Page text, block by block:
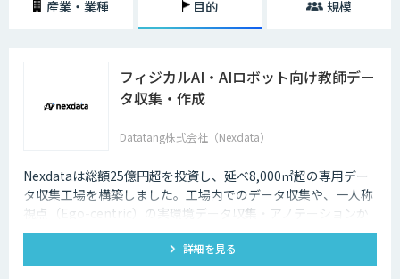
産業・業種 目的 規模
フィジカルAI・AIロボット向け教師デー
タ収集・作成
Datatang株式会社（Nexdata）
Nexdataは総額25億円超を投資し、延べ8,000㎡超の専用デー
タ収集工場を構築しました。工場内でのデータ収集や、一人称
視点（Ego-centric）の実環境データ収集・アノテーションか
ら、環境認識・意思決定・動作制御に対応した既製データセッ
トまで、フィジカルAI開発を加速させる包括的なデータソリュ
ーションを提供いたします。
詳細を見る